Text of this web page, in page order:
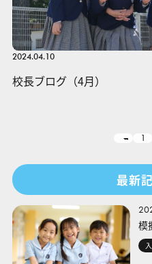
2024.04.10
校長ブログ（4月）
1
最新
模